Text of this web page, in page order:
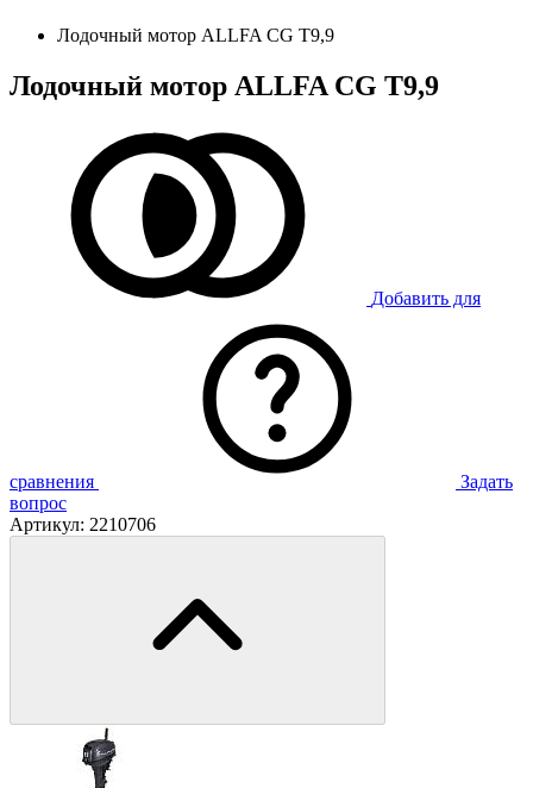
Лодочный мотор ALLFA CG T9,9
Лодочный мотор ALLFA CG T9,9
Добавить для
сравнения
Задать
вопрос
Артикул: 2210706